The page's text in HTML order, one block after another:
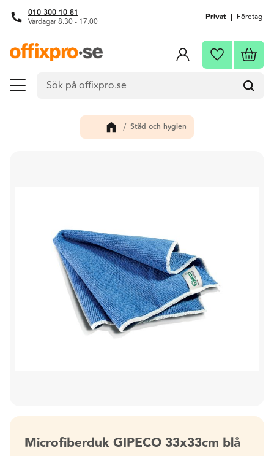
Meny
010 300 10 81
Vardagar 8.30 - 17.00 Privat Företag
Favoriter
Städ och hygien
Microfiberduk GIPECO 33x33cm blå